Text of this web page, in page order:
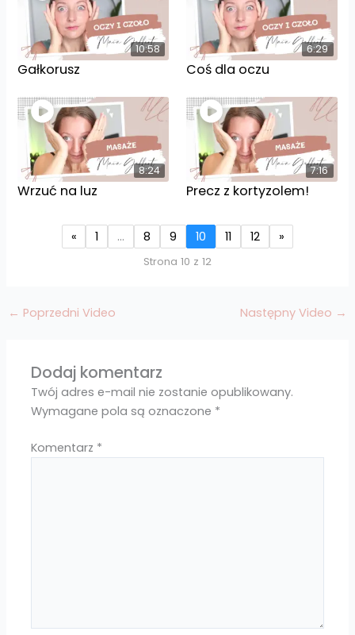
10:58
Gałkorusz
6:29
Coś dla oczu
8:24
Wrzuć na luz
7:16
Precz z kortyzolem!
« 1 … 8 9 10 11 12 »
Strona 10 z 12
← Poprzedni Video Następny Video →
Dodaj komentarz
Twój adres e-mail nie zostanie opublikowany.
Wymagane pola są oznaczone *
Komentarz *